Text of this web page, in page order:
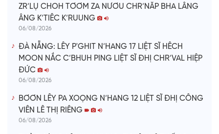
ZR’LỤ CHOH TƠƠM ZA NƯƠU CHR’NĂP BHA LÂNG
ÂNG K’TIÊC K’RUUNG
06/08/2026
ĐÀ NẴNG: LÊY P'GHIT N’HANG 17 LIỆT SĨ HÊCH
MOON NẮC C’BHUH PING LIỆT SĨ ĐHỊ CHR’VAL HIỆP
ĐỨC
06/08/2026
BƠƠN LÊY PA XOỌNG N’HANG 12 LIỆT SĨ ĐHỊ CÔNG
VIÊN LÊ THỊ RIÊNG
06/08/2026